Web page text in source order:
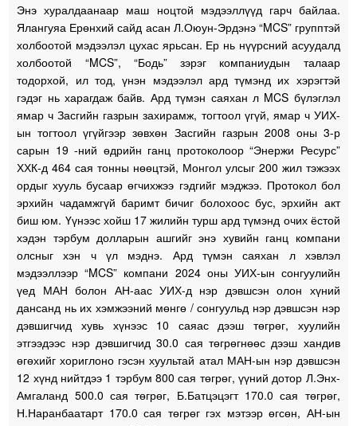
Энэ хуралдаанаар маш ноцтой мэдээллүүд гарч байлаа.
Ялангуяа Ерөнхий сайд асан Л.Оюун-Эрдэнэ “MCS” групптэй
холбоотой мэдээлэл цухас ярьсан. Ер нь нүүрсний асуудалд
холбоотой “MCS”, “Бодь” зэрэг компаниудын талаар
тодорхой, ил тод, үнэн мэдээлэл ард түмэнд их хэрэгтэй
гэдэг нь харагдаж байв. Ард түмэн саяхан л MCS бүлэглэл
ямар ч Засгийн газрын захирамж, тогтоол үгүй, ямар ч УИХ-
ын тогтоол үгүйгээр зөвхөн Засгийн газрын 2008 оны 3-р
сарын 19 -ний өдрийн ганц протоколоор “Энержи Ресурс”
ХХК-д 464 сая тонны нөөцтэй, Монгол улсыг 200 жил тэжээх
ордыг хууль бусаар өгчихжээ гэдгийг мэджээ. Протокол бол
эрхийн чадамжгүй баримт бичиг болохоос бус, эрхийн акт
биш юм. Үүнээс хойш 17 жилийн турш ард түмэнд очих ёстой
хэдэн тэрбум долларын ашгийг энэ хувийн ганц компани
олсныг хэн ч үл мэднэ. Ард түмэн саяхан л хэвлэл
мэдээллээр “MCS” компани 2024 оны УИХ-ын сонгуулийн
үед МАН болон АН-аас УИХ-д нэр дэвшсэн олон хүний
дансанд нь их хэмжээний мөнгө / сонгуульд нэр дэвшсэн нэр
дэвшигчид хувь хүнээс 10 саяас дээш төгрөг, хуулийн
этгээдээс нэр дэвшигчид 30.0 сая төгрөгнөөс дээш хандив
өгөхийг хориглоно гэсэн хуультай атал МАН-ын нэр дэвшсэн
12 хүнд нийтдээ 1 тэрбум 800 сая төгрөг, үүний дотор Л.Энх-
Амгаланд 500.0 сая төгрөг, Б.Батцэцэгт 170.0 сая төгрөг,
Н.Наранбаатарт 170.0 сая төгрөг гэх мэтээр өгсөн, АН-ын